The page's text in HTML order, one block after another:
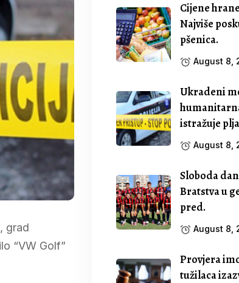
grad
“VW Golf”
Cijene
Najviše
pšenica.
August 8,
Ukradeni
istražuje
August 8,
Sloboda
Bratstva u
pred.
August 8,
Provjera
tužilaca